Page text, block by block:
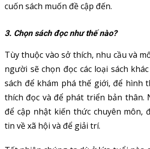
cuốn sách muốn đề cập đến.
3. Chọn sách đọc như thế nào?
Tùy thuộc vào sở thích, nhu cầu và
người sẽ chọn đọc các loại sách
sách để khám phá thế giới, để hình
thích đọc và để phát triển bản thân.
để cập nhật kiến thức chuyên môn,
tin về xã hội và để giải trí.